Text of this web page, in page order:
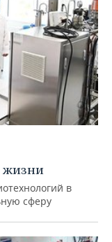
жизни
в
сферу